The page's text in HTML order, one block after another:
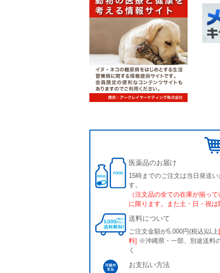
医薬品のお届け
15時までのご注文は当日発送
す。
（注文品の全ての在庫が揃っ
に限ります。また土・日・祝は
送料について
ご注文金額が5,000円(税込)以上
料] ※沖縄県・一部、別途送料
く
お支払い方法